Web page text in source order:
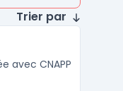
Trier par
avec CNAPP